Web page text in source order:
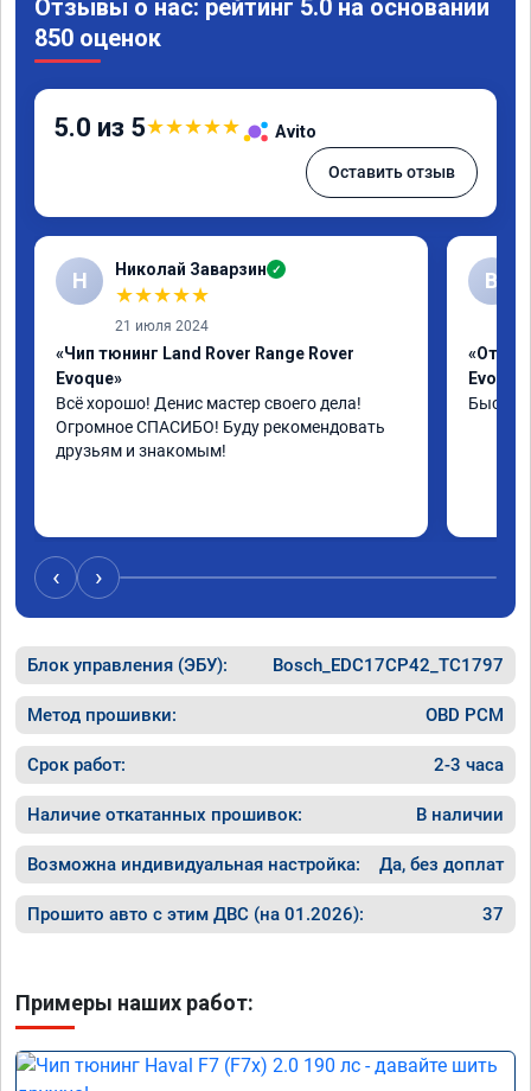
Отзывы о нас: рейтинг 5.0 на основании
850 оценок
5.0 из 5★★★★★ Avito
Оставить отзыв
Н Николай Заварзин ✓
★★★★★
21 июля 2024
«Чип тюнинг Land Rover Range Rover
Evoque»
Всё хорошо! Денис мастер своего дела!
Огромное СПАСИБО! Буду рекомендовать
друзьям и знакомым!
В
Быстро
‹ ›
Блок управления (ЭБУ): Bosch_EDC17CP42_TC1797
Метод прошивки: OBD PCM
Срок работ: 2-3 часа
Наличие откатанных прошивок: В наличии
Возможна индивидуальная настройка: Да, без доплат
Прошито авто с этим ДВС (на 01.2026): 37
Примеры наших работ: